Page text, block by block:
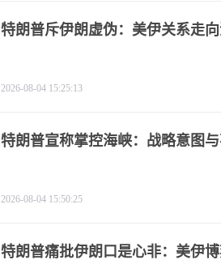
特朗普斥伊朗虚伪：美伊关系走向
2026-08-04 15:25:13
特朗普宣称掌控海峡：战略意图
2026-08-04 15:50:25
特朗普痛批伊朗口是心非：美伊